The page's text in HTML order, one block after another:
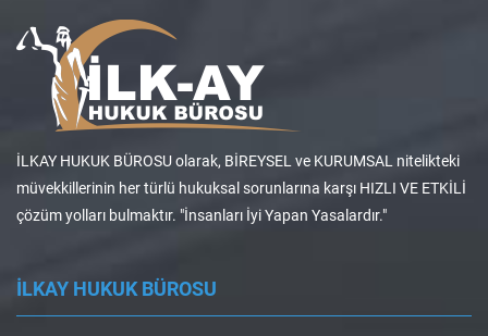
İLKAY HUKUK BÜROSU olarak, BİREYSEL ve KURUMSAL nitelikteki
müvekkillerinin her türlü hukuksal sorunlarına karşı HIZLI VE ETKİLİ
çözüm yolları bulmaktır. "İnsanları İyi Yapan Yasalardır."
İLKAY HUKUK BÜROSU